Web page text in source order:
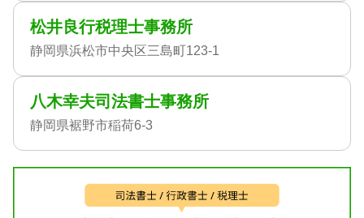
松井良行税理士事務所
静岡県浜松市中央区三島町123-1
八木幸夫司法書士事務所
静岡県裾野市稲荷6-3